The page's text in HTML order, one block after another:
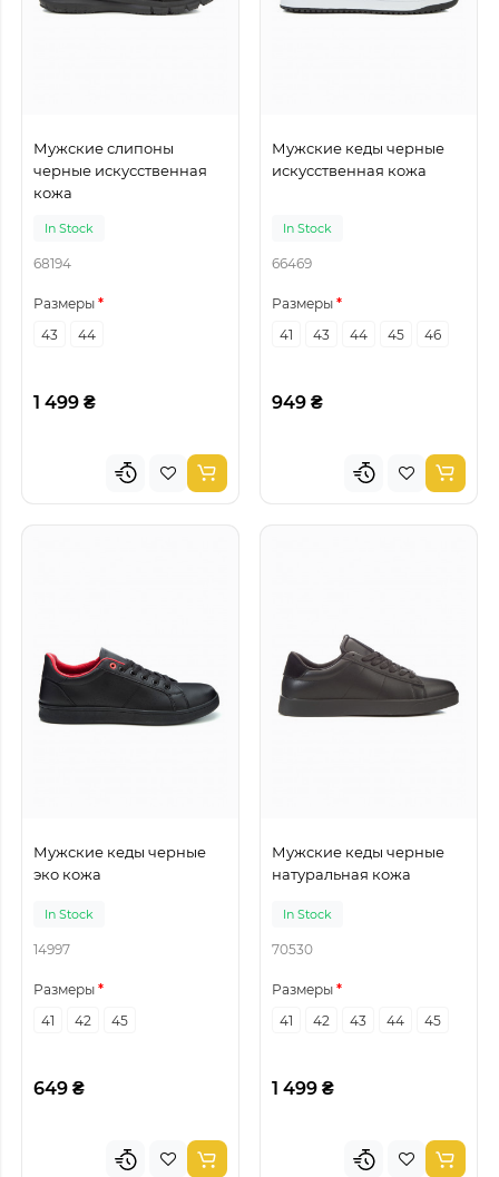
Мужские слипоны
черные искусственная
кожа
In Stock
68194
Размеры
43
44
1 499 ₴
Мужские кеды черные
искусственная кожа
In Stock
66469
Размеры
41
43 44 45 46
949 ₴
Мужские кеды черные
эко кожа
In Stock
14997
Размеры
41
42 45
649 ₴
Мужские кеды черные
натуральная кожа
In Stock
70530
Размеры
41
42 43 44 45
1 499 ₴